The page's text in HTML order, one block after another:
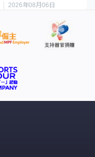
2026年08月06日